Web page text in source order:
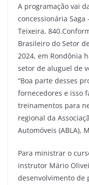
A programação vai
concessionária Saga
Teixeira,
Brasileiro do Setor
2024, em Rondônia
setor de aluguel de
“Boa parte desses
fornecedores e isso
treinamentos para
regional da
Automóveis (ABLA),
Para ministrar o
instrutor Mário
desenvolvimento de